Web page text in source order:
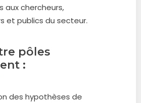
aux chercheurs,
et publics du secteur.
pôles
:
des hypothèses de